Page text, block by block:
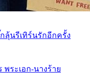
ลุ้นรีเทิร์นรักอีกครั้ง
พระเอก-นางร้าย